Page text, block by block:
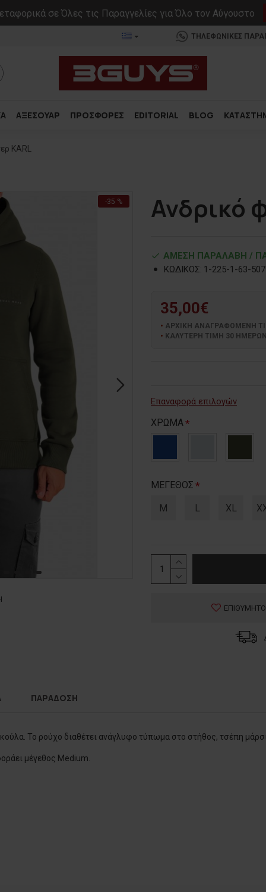
σε Όλες τις Παραγγελίες για Όλο τον Αύγουστο
ΤΗΛΕΦΩΝΙΚΕΣ
ΑΞΕΣΟΥΑΡ ΠΡΟΣΦΟΡΕΣ EDITORIAL BLOG
KARL
-35 % Ανδρικό
ΑΜΕΣΗ ΠΑΡΑΛΑΒΗ /
ΚΩΔΙΚΟΣ: 1-225-1-63-
35,00€
ΑΡΧΙΚΗ ΑΝΑΓΡΑΦΟΜΕΝΗ
ΚΑΛΥΤΕΡΗ ΤΙΜΗ 30
Επαναφορά επιλογών
ΧΡΩΜΑ
ΜΕΓΕΘΟΣ
M L XL
ΕΠΙΘΥΜΗΤΟ
ΠΑΡΑΔΟΣΗ
Το ρούχο διαθέτει ανάγλυφο τύπωμα στο στήθος, τσέπη
μέγεθος Medium.